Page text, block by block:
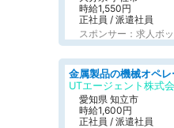
時給1,550円
正社員 / 派遣社員
スポンサー：求人ボ
UTエージェント株式
愛知県 知立市
時給1,600円
正社員 / 派遣社員